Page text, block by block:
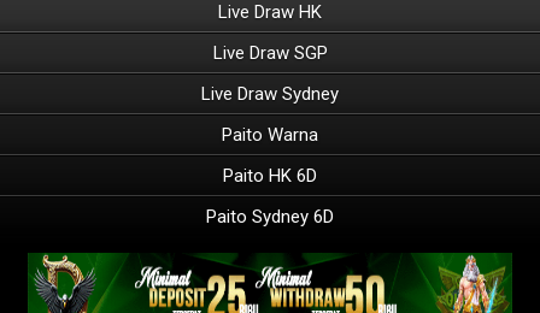
Live Draw HK
Live Draw SGP
Live Draw Sydney
Paito Warna
Paito HK 6D
Paito Sydney 6D